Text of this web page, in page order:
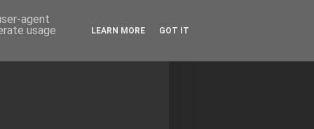
agent
usage
LEARN MORE GOT IT